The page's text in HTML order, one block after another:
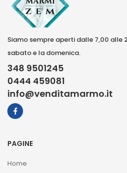
Siamo sempre aperti dalle 7,00 alle
sabato e la domenica.
348 9501245
0444 459081
info@venditamarmo.it
PAGINE
Home